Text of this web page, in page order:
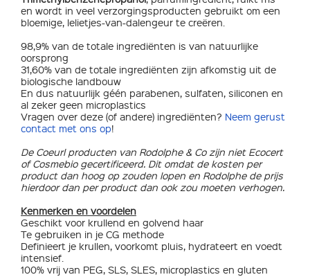
en wordt in veel verzorgingsproducten gebruikt om een ​​
bloemige, lelietjes-van-dalengeur te creëren.
98,9% van de totale ingrediënten is van natuurlijke
oorsprong
31,60% van de totale ingrediënten zijn afkomstig uit de
biologische landbouw
En dus natuurlijk géén parabenen, sulfaten, siliconen en
al zeker geen microplastics
Vragen over deze (of andere) ingrediënten? Neem gerust
contact met ons op!
De Coeurl producten van Rodolphe & Co zijn niet Ecocert
of Cosmebio gecertificeerd. Dit omdat de kosten per
product dan hoog op zouden lopen en Rodolphe de prijs
hierdoor dan per product dan ook zou moeten verhogen.
Kenmerken en voordelen
Geschikt voor krullend en golvend haar
Te gebruiken in je CG methode
Definieert je krullen, voorkomt pluis, hydrateert en voedt
intensief.
100% vrij van PEG, SLS, SLES, microplastics en gluten